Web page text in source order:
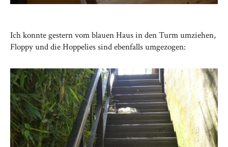
Ich konnte gestern vom blauen Haus in den Turm umziehen,
Floppy und die Hoppelies sind ebenfalls umgezogen: